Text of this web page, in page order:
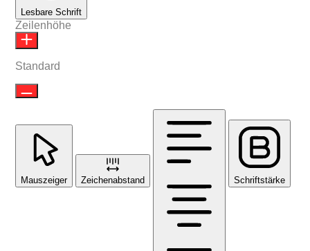
Lesbare Schrift
Zeilenhöhe
Standard
Mauszeiger Zeichenabstand Schriftstärke